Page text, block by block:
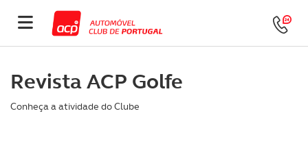
Revista ACP Golfe
Conheça a atividade do Clube